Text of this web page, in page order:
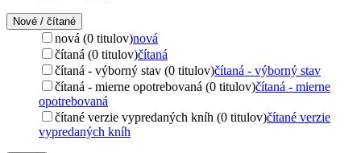
Nové / čítané
nová (0 titulov)nová
čítaná (0 titulov)čítaná
čítaná - výborný stav (0 titulov)čítaná - výborný stav
čítaná - mierne opotrebovaná (0 titulov)čítaná - mierne
opotrebovaná
čítané verzie vypredaných kníh (0 titulov)čítané verzie
vypredaných kníh